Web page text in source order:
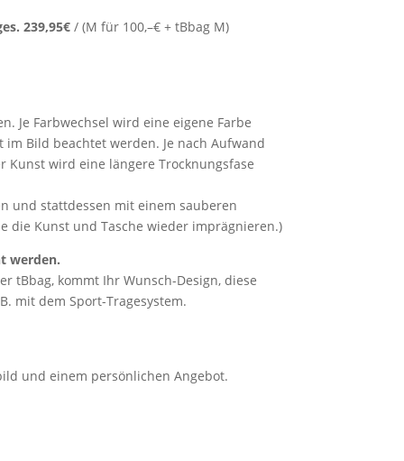
239,95€ / (M für 100,–€ + tBbag M)
Je Farbwechsel wird eine eigene Farbe
Bild beachtet werden. Je nach Aufwand
wird eine längere Trocknungsfase
und stattdessen mit einem sauberen
die Kunst und Tasche wieder imprägnieren.)
werden.
tBbag, kommt Ihr Wunsch-Design, diese
mit dem Sport-Tragesystem.
und einem persönlichen Angebot.